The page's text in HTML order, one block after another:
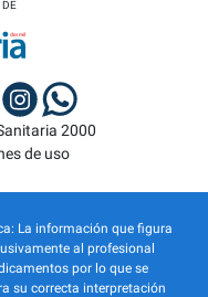
DE
2000
de uso
La información que figura
al profesional
por lo que se
su correcta interpretación